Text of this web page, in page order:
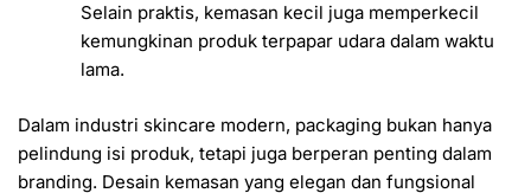
Selain praktis, kemasan kecil juga memperkecil
kemungkinan produk terpapar udara dalam waktu
lama.
Dalam industri skincare modern, packaging bukan hanya
pelindung isi produk, tetapi juga berperan penting dalam
branding. Desain kemasan yang elegan dan fungsional